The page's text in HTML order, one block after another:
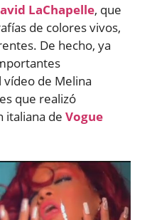
LaChapelle, que
de colores vivos,
De hecho, ya
de Melina
que realizó
italiana de Vogue